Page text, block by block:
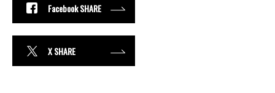
Facebook SHARE
X SHARE